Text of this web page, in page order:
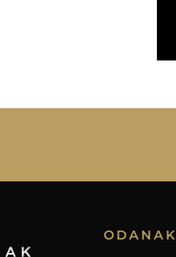
ODANAK